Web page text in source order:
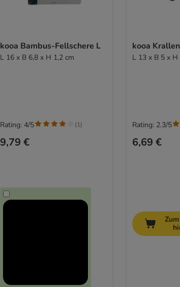
kooa Bambus-Fellschere L
L 16 x B 6,8 x H 1,2 cm
9,79 €
Rating: 4/5 (1)
kooa
L 13 x B 5 x H
6,69 €
Rating: 2.3/5